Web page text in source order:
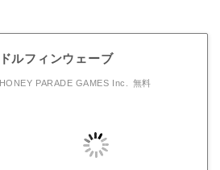
ドルフィンウェーブ
HONEY PARADE GAMES Inc. 無料